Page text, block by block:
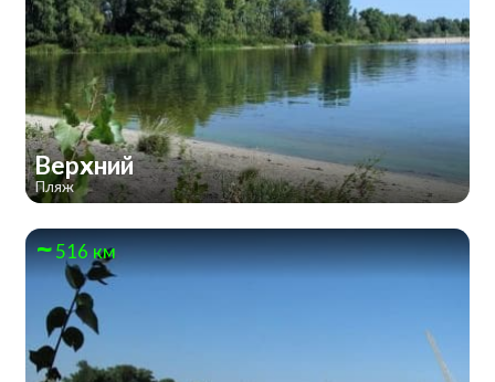
Верхний
Пляж
516 км